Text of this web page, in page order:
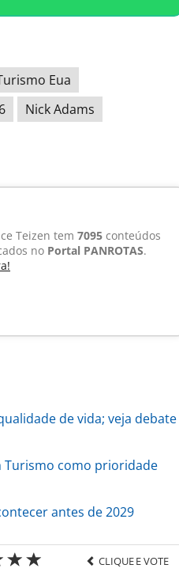
Eua
Nick Adams
Teizen tem 7095 conteúdos
no Portal PANROTAS.
de vida; veja debate
Turismo como prioridade
antes de 2029
CLIQUE E VOTE